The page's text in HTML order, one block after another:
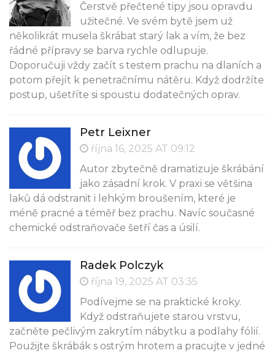
Čerstvě přečtené tipy jsou opravdu
užitečné. Ve svém bytě jsem už
několikrát musela škrábat starý lak a vím, že bez
řádné přípravy se barva rychle odlupuje.
Doporučuji vždy začít s testem prachu na dlaních a
potom přejít k penetračnímu nátěru. Když dodržíte
postup, ušetříte si spoustu dodatečných oprav.
Petr Leixner
října 16, 2025 AT 09:12
Autor zbytečně dramatizuje škrábání
jako zásadní krok. V praxi se většina
laků dá odstranit i lehkým broušením, které je
méně pracné a téměř bez prachu. Navíc současné
chemické odstraňovače šetří čas a úsilí.
Radek Polczyk
října 19, 2025 AT 03:35
Podívejme se na praktické kroky.
Když odstraňujete starou vrstvu,
začněte pečlivým zakrytím nábytku a podlahy fólií.
Použijte škrábák s ostrým hrotem a pracujte v jedné